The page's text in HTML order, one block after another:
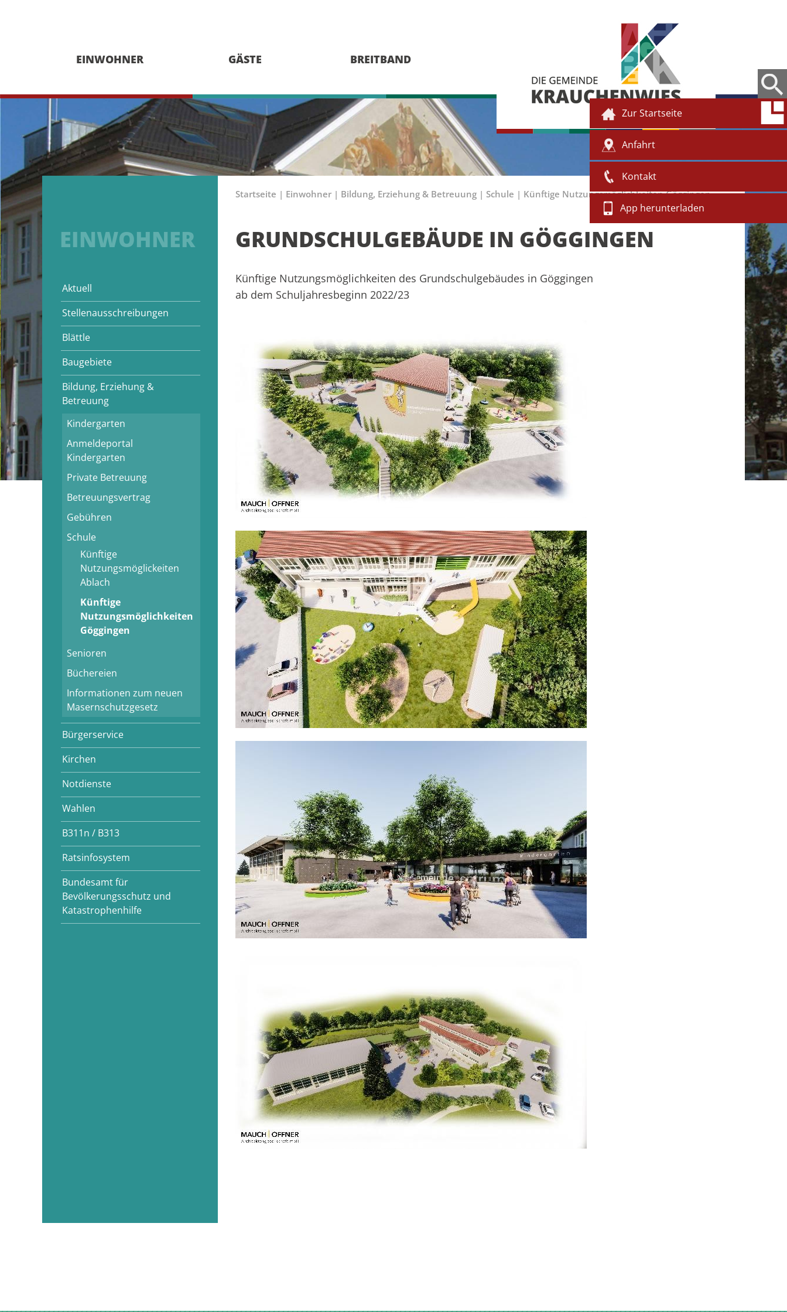
EINWOHNER GÄSTE BREITBAND
Zur Startseite
Anfahrt
Kontakt
App herunterladen
EINWOHNER
Aktuell
Stellenausschreibungen
Blättle
Baugebiete
Bildung, Erziehung &
Betreuung
Kindergarten
Anmeldeportal
Kindergarten
Private Betreuung
Betreuungsvertrag
Gebühren
Schule
Künftige
Nutzungsmöglickeiten
Ablach
Künftige
Nutzungsmöglichkeiten
Göggingen
Senioren
Büchereien
Informationen zum neuen
Masernschutzgesetz
Bürgerservice
Kirchen
Notdienste
Wahlen
B311n / B313
Ratsinfosystem
Bundesamt für
Bevölkerungsschutz und
Katastrophenhilfe
Startseite | Einwohner | Bildung, Erziehung & Betreuung | Schule | Künftige Nutzungsmöglichkeiten Göggingen
GRUNDSCHULGEBÄUDE IN GÖGGINGEN
Künftige Nutzungsmöglichkeiten des Grundschulgebäudes in Göggingen
ab dem Schuljahresbeginn 2022/23